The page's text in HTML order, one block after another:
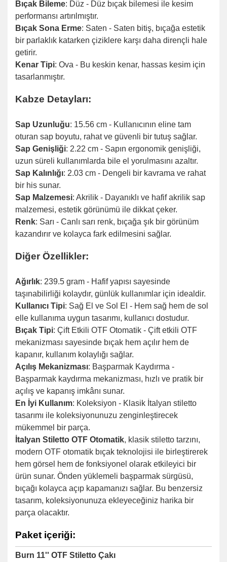
Bıçak Bileme: Düz - Düz bıçak bilemesi ile kesim
performansı artırılmıştır.
Bıçak Sona Erme: Saten - Saten bitiş, bıçağa estetik
bir parlaklık katarken çiziklere karşı daha dirençli hale
getirir.
Kenar Tipi: Ova - Bu keskin kenar, hassas kesim için
tasarlanmıştır.
Kabze Detayları:
Sap Uzunluğu: 15.56 cm - Kullanıcının eline tam
oturan sap boyutu, rahat ve güvenli bir tutuş sağlar.
Sap Genişliği: 2.22 cm - Sapın ergonomik genişliği,
uzun süreli kullanımlarda bile el yorulmasını azaltır.
Sap Kalınlığı: 2.03 cm - Dengeli bir kavrama ve rahat
bir his sunar.
Sap Malzemesi: Akrilik - Dayanıklı ve hafif akrilik sap
malzemesi, estetik görünümü ile dikkat çeker.
Renk: Sarı - Canlı sarı renk, bıçağa şık bir görünüm
kazandırır ve kolayca fark edilmesini sağlar.
Diğer Özellikler:
Ağırlık: 239.5 gram - Hafif yapısı sayesinde
taşınabilirliği kolaydır, günlük kullanımlar için idealdir.
Kullanıcı Tipi: Sağ El ve Sol El - Hem sağ hem de sol
elle kullanıma uygun tasarımı, kullanıcı dostudur.
Bıçak Tipi: Çift Etkili OTF Otomatik - Çift etkili OTF
mekanizması sayesinde bıçak hem açılır hem de
kapanır, kullanım kolaylığı sağlar.
Açılış Mekanizması: Başparmak Kaydırma -
Başparmak kaydırma mekanizması, hızlı ve pratik bir
açılış ve kapanış imkânı sunar.
En İyi Kullanım: Koleksiyon - Klasik İtalyan stiletto
tasarımı ile koleksiyonunuzu zenginleştirecek
mükemmel bir parça.
İtalyan Stiletto OTF Otomatik, klasik stiletto tarzını,
modern OTF otomatik bıçak teknolojisi ile birleştirerek
hem görsel hem de fonksiyonel olarak etkileyici bir
ürün sunar. Önden yüklemeli başparmak sürgüsü,
bıçağı kolayca açıp kapamanızı sağlar. Bu benzersiz
tasarım, koleksiyonunuza ekleyeceğiniz harika bir
parça olacaktır.
Paket içeriği:
Burn 11'' OTF Stiletto Çakı